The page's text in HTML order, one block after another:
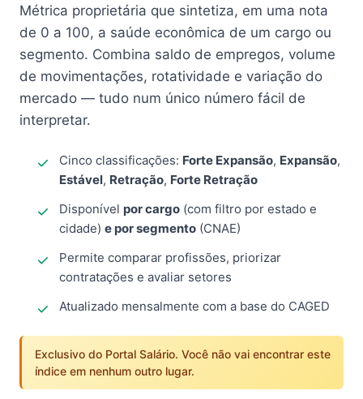
Métrica proprietária que sintetiza, em uma nota
de 0 a 100, a saúde econômica de um cargo ou
segmento. Combina saldo de empregos, volume
de movimentações, rotatividade e variação do
mercado — tudo num único número fácil de
interpretar.
Cinco classificações: Forte Expansão, Expansão,
Estável, Retração, Forte Retração
Disponível por cargo (com filtro por estado e
cidade) e por segmento (CNAE)
Permite comparar profissões, priorizar
contratações e avaliar setores
Atualizado mensalmente com a base do CAGED
Exclusivo do Portal Salário. Você não vai encontrar este
índice em nenhum outro lugar.